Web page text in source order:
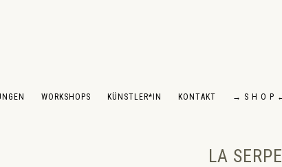
WORKSHOPS KÜNSTLER*IN KONTAKT → S H O P
LA